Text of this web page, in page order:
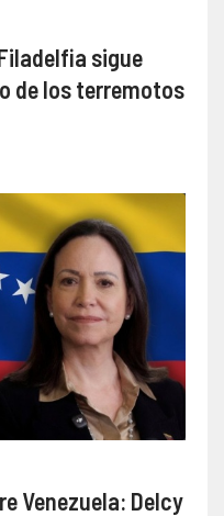
sigue
de los terremotos
Venezuela: Delcy